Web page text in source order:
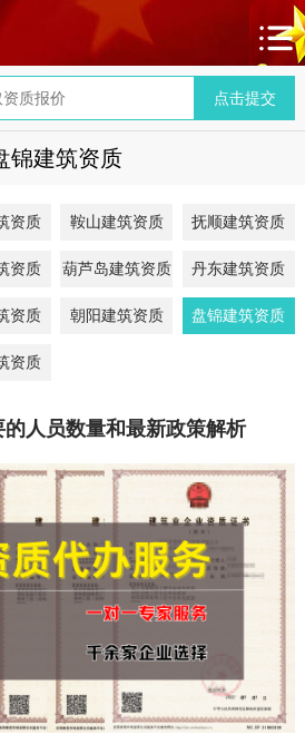
锦建筑资质
资质 鞍山建筑资质 抚顺建筑资质
资质 葫芦岛建筑资质 丹东建筑资质
资质 朝阳建筑资质 盘锦建筑资质
资质
人员数量和最新政策解析